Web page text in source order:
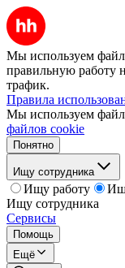
Мы используем
правильную работу
трафик.
Правила
Мы используем
файлов cookie
Понятно
Ищу сотрудника
Ищу работу
Ищу сотрудника
Сервисы
Помощь
Ещё